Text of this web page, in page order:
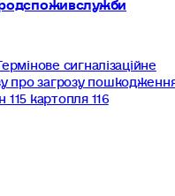
сигналізаційне
про загрозу
115 картопля 116